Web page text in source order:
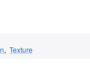
, Texture